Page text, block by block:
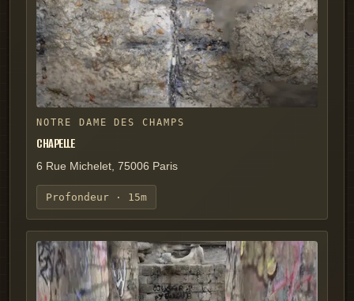
NOTRE DAME DES CHAMPS
CHAPELLE
6 Rue Michelet, 75006 Paris
Profondeur · 15m